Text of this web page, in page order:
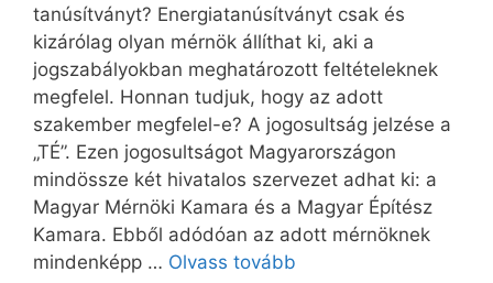
tanúsítványt? Energiatanúsítványt csak és
kizárólag olyan mérnök állíthat ki, aki a
jogszabályokban meghatározott feltételeknek
megfelel. Honnan tudjuk, hogy az adott
szakember megfelel-e? A jogosultság jelzése a
„TÉ”. Ezen jogosultságot Magyarországon
mindössze két hivatalos szervezet adhat ki: a
Magyar Mérnöki Kamara és a Magyar Építész
Kamara. Ebből adódóan az adott mérnöknek
mindenképp … Olvass tovább